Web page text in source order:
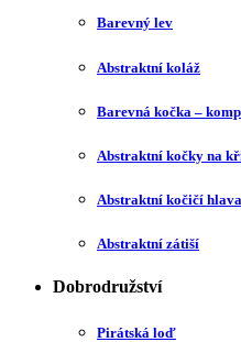
Barevný lev
Abstraktní koláž
Barevná kočka –
Abstraktní kočky na
Abstraktní kočičí hlava
Abstraktní zátiší
Dobrodružství
Pirátská loď